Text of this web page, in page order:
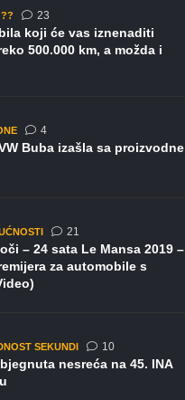
23komentara
koji će vas iznenaditi
500.000 km, a možda i
4komentara
Buba izašla sa proizvodne
21
– 24 sata Le Mansa 2019 –
za automobile s
SEKUNDI 10komentara
nesreća na 45. INA